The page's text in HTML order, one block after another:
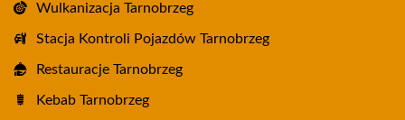
Wulkanizacja Tarnobrzeg
Stacja Kontroli Pojazdów Tarnobrzeg
Restauracje Tarnobrzeg
Kebab Tarnobrzeg